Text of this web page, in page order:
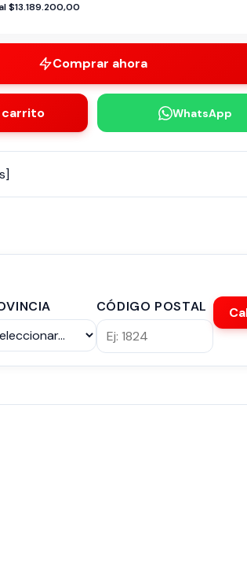
$13.189.200,00
Comprar ahora
carrito WhatsApp
CÓDIGO POSTAL